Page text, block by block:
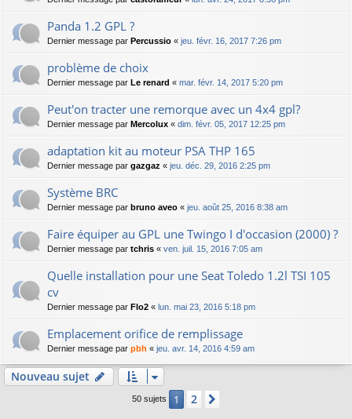
Panda 1.2 GPL ?
Dernier message par Percussio « jeu. févr. 16, 2017 7:26 pm
problème de choix
Dernier message par Le renard « mar. févr. 14, 2017 5:20 pm
Peut'on tracter une remorque avec un 4x4 gpl?
Dernier message par Mercolux « dim. févr. 05, 2017 12:25 pm
adaptation kit au moteur PSA THP 165
Dernier message par gazgaz « jeu. déc. 29, 2016 2:25 pm
Système BRC
Dernier message par bruno aveo « jeu. août 25, 2016 8:38 am
Faire équiper au GPL une Twingo I d'occasion (2000) ?
Dernier message par tchris « ven. juil. 15, 2016 7:05 am
Quelle installation pour une Seat Toledo 1.2l TSI 105
cv
Dernier message par Flo2 « lun. mai 23, 2016 5:18 pm
Emplacement orifice de remplissage
Dernier message par pbh « jeu. avr. 14, 2016 4:59 am
Nouveau sujet
50 sujets 1 2